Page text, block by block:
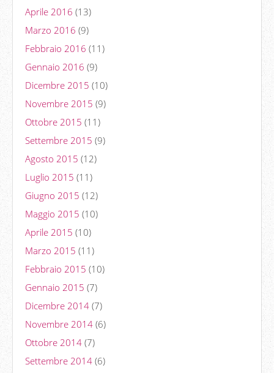
Aprile 2016 (13)
Marzo 2016 (9)
Febbraio 2016 (11)
Gennaio 2016 (9)
Dicembre 2015 (10)
Novembre 2015 (9)
Ottobre 2015 (11)
Settembre 2015 (9)
Agosto 2015 (12)
Luglio 2015 (11)
Giugno 2015 (12)
Maggio 2015 (10)
Aprile 2015 (10)
Marzo 2015 (11)
Febbraio 2015 (10)
Gennaio 2015 (7)
Dicembre 2014 (7)
Novembre 2014 (6)
Ottobre 2014 (7)
Settembre 2014 (6)